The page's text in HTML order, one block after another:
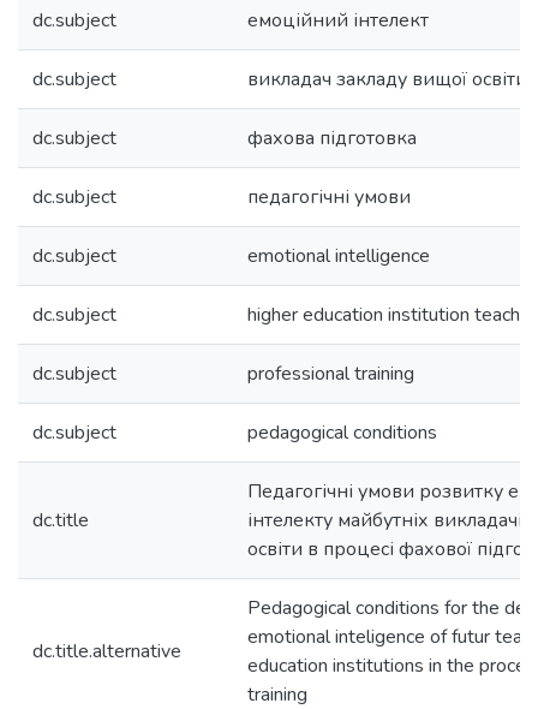
dc.subject емоційний інтелект
dc.subject викладач закладу вищої освіти
dc.subject фахова підготовка
dc.subject педагогічні умови
dc.subject emotional intelligence
dc.subject higher education institution teacher
dc.subject professional training
dc.subject pedagogical conditions
dc.title
Педагогічні умови розвитку
інтелекту майбутніх
освіти в процесі фахової
dc.title.alternative
Pedagogical conditions for the
emotional inteligence of futur
education institutions in the
training